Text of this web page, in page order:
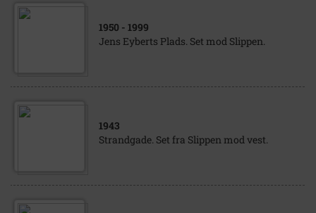
1950 - 1999
Jens Eyberts Plads. Set mod Slippen.
1943
Strandgade. Set fra Slippen mod vest.